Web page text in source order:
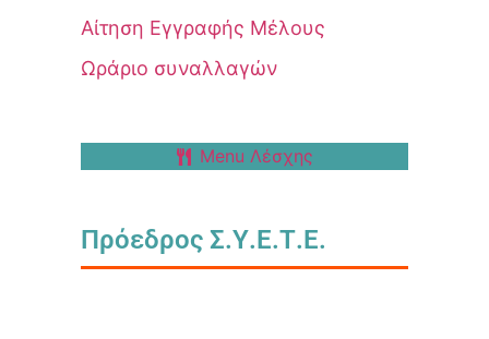
Αίτηση Εγγραφής Μέλους
Ωράριο συναλλαγών
Menu Λέσχης
Πρόεδρος Σ.Υ.Ε.Τ.Ε.